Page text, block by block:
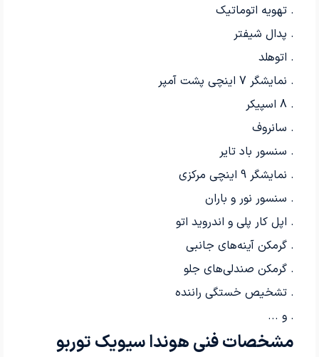
. تهویه اتوماتیک
. پدال شیفتر
. اتوهلد
. نمایشگر 7 اینچی پشت آمپر
. 8 اسپیکر
. سانروف
. سنسور باد تایر
. نمایشگر 9 اینچی مرکزی
. سنسور نور و باران
. اپل کار پلی و اندروید اتو
. گرمکن آینه‌های جانبی
. گرمکن صندلی‌های جلو
. تشخیص خستگی راننده
. و ...
مشخصات فنی هوندا سیویک توربو